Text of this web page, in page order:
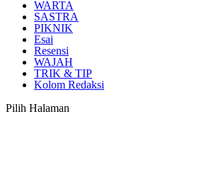
WARTA
SASTRA
PIKNIK
Esai
Resensi
WAJAH
TRIK & TIP
Kolom Redaksi
Pilih Halaman